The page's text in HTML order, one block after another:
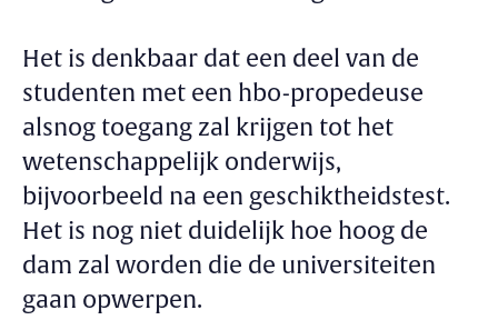
Het is denkbaar dat een deel van de
studenten met een hbo-propedeuse
alsnog toegang zal krijgen tot het
wetenschappelijk onderwijs,
bijvoorbeeld na een geschiktheidstest.
Het is nog niet duidelijk hoe hoog de
dam zal worden die de universiteiten
gaan opwerpen.